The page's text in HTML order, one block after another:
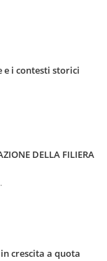
e i contesti storici
DELLA FILIERA
crescita a quota